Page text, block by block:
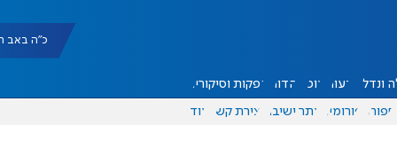
כ"ה באב תשפ"ו
ונדל"ן דעות אוכל יהדות הפקות וסיקורים
ספורט פורומים אתר ישיבה יצירת קשר עוד